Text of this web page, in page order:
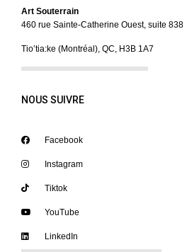
Art Souterrain
460 rue Sainte-Catherine Ouest, suite 838
Tio’tia:ke (Montréal), QC, H3B 1A7
NOUS SUIVRE
Facebook
Instagram
Tiktok
YouTube
LinkedIn